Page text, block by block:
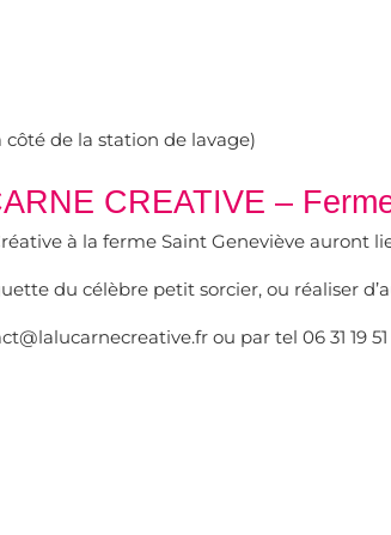
de la station de lavage)
CREATIVE –
à la ferme Saint Geneviève auront
du célèbre petit sorcier, ou réaliser
ou par tel 06 31 19 51